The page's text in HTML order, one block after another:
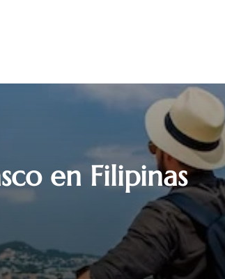
en Filipinas